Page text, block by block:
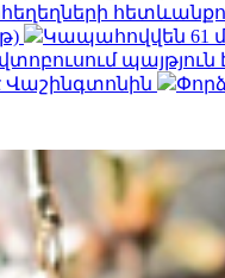
Կապահովվեն 61
պայթյուն է
Վաշինգտոնին